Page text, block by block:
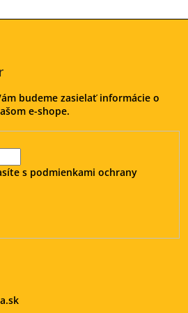
budeme zasielať informácie o
e-shope.
s podmienkami ochrany